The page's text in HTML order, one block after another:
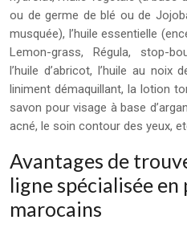
ou de germe de blé ou de
musquée), l’huile essentielle
Lemon-grass, Régula, stop-
l’huile d’abricot, l’huile au
liniment démaquillant, la lotion
savon pour visage à base
acné, le soin contour des yeux,
Avantages de
ligne spécialisée
marocains